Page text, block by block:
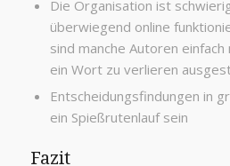
Die Organisation ist
überwiegend online
sind manche Autoren
ein Wort zu verlieren
Entscheidungsfindungen in
ein Spießrutenlauf sein
Fazit